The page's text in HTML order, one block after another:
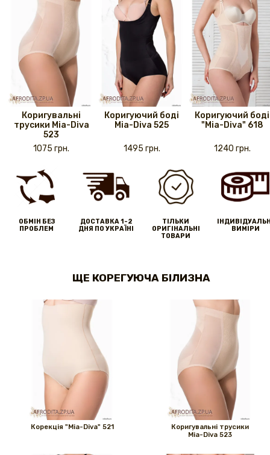
Коригувальні
трусики Mia-Diva
523
1075 грн.
Коригуючий боді
Mia-Diva 525
1495 грн.
Коригуючий боді
"Mia-Diva" 618
1240 грн.
ОБМІН БЕЗ
ПРОБЛЕМ
ДОСТАВКА 1-2
ДНЯ ПО УКРАЇНІ
ТІЛЬКИ
ОРИГІНАЛЬНІ
ТОВАРИ
ВИМІРИ
ЩЕ КОРЕГУЮЧА БІЛИЗНА
Корекція "Mia-Diva" 521
Коригувальні трусики
Mia-Diva 523